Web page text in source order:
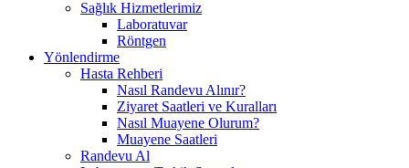
Sağlık Hizmetlerimiz
Laboratuvar
Röntgen
Yönlendirme
Hasta Rehberi
Nasıl Randevu Alınır?
Ziyaret Saatleri ve Kuralları
Nasıl Muayene Olurum?
Muayene Saatleri
Randevu Al